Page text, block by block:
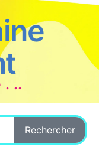
. ..
Rechercher